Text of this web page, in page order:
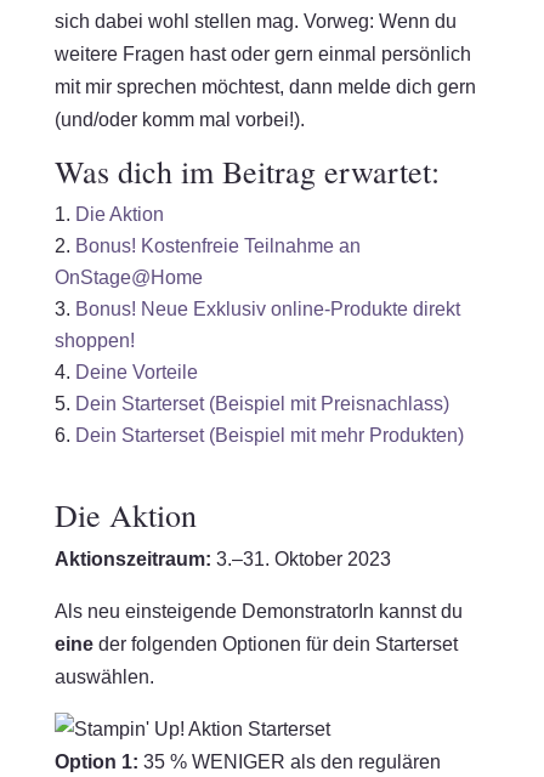
sich dabei wohl stellen mag. Vorweg: Wenn du
weitere Fragen hast oder gern einmal persönlich
mit mir sprechen möchtest, dann melde dich gern
(und/oder komm mal vorbei!).
Was dich im Beitrag erwartet:
Die Aktion
Bonus! Kostenfreie Teilnahme an
OnStage@Home
Bonus! Neue Exklusiv online-Produkte direkt
shoppen!
Deine Vorteile
Dein Starterset (Beispiel mit Preisnachlass)
Dein Starterset (Beispiel mit mehr Produkten)
Die Aktion
Aktionszeitraum: 3.–31. Oktober 2023
Als neu einsteigende DemonstratorIn kannst du
eineder folgenden Optionen für dein Starterset
auswählen.
Option 1: 35 % WENIGER als den regulären